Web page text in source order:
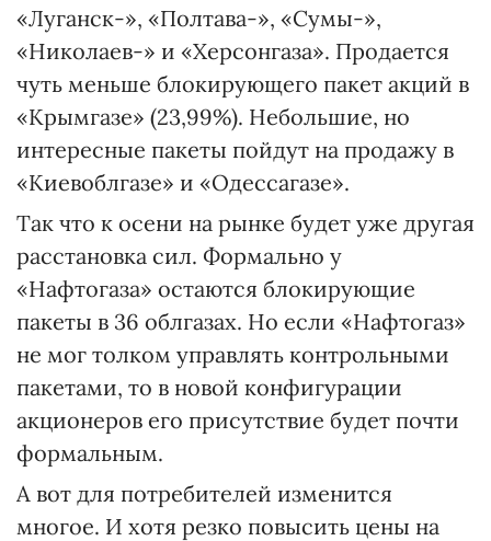
«Луганск-», «Полтава-», «Сумы-»,
«Николаев-» и «Херсонгаза». Продается
чуть меньше блокирующего пакет акций в
«Крымгазе» (23,99%). Небольшие, но
интересные пакеты пойдут на продажу в
«Киевоблгазе» и «Одессагазе».
Так что к осени на рынке будет уже другая
расстановка сил. Формально у
«Нафтогаза» остаются блокирующие
пакеты в 36 облгазах. Но если «Нафтогаз»
не мог толком управлять контрольными
пакетами, то в новой конфигурации
акционеров его присутствие будет почти
формальным.
А вот для потребителей изменится
многое. И хотя резко повысить цены на